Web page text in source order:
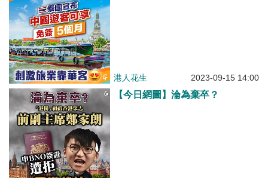
港人花生 2023-09-15 14:00
【今日網圖】淪為棄卒？